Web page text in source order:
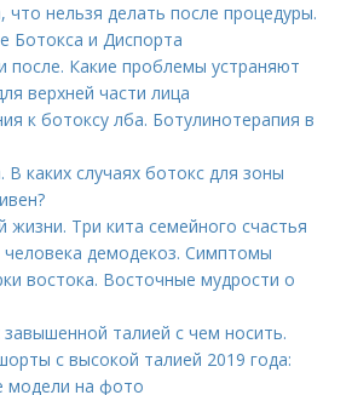
что нельзя делать после процедуры.
Ботокса и Диспорта
после. Какие проблемы устраняют
верхней части лица
к ботоксу лба. Ботулинотерапия в
В каких случаях ботокс для зоны
жизни. Три кита семейного счастья
демодекоз. Симптомы
востока. Восточные мудрости о
талией с чем носить.
с высокой талией 2019 года:
модели на фото